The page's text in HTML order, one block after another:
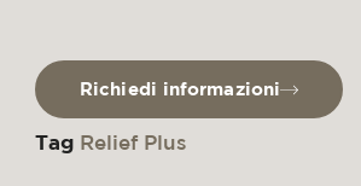
Richiedi informazioni
Tag Relief Plus